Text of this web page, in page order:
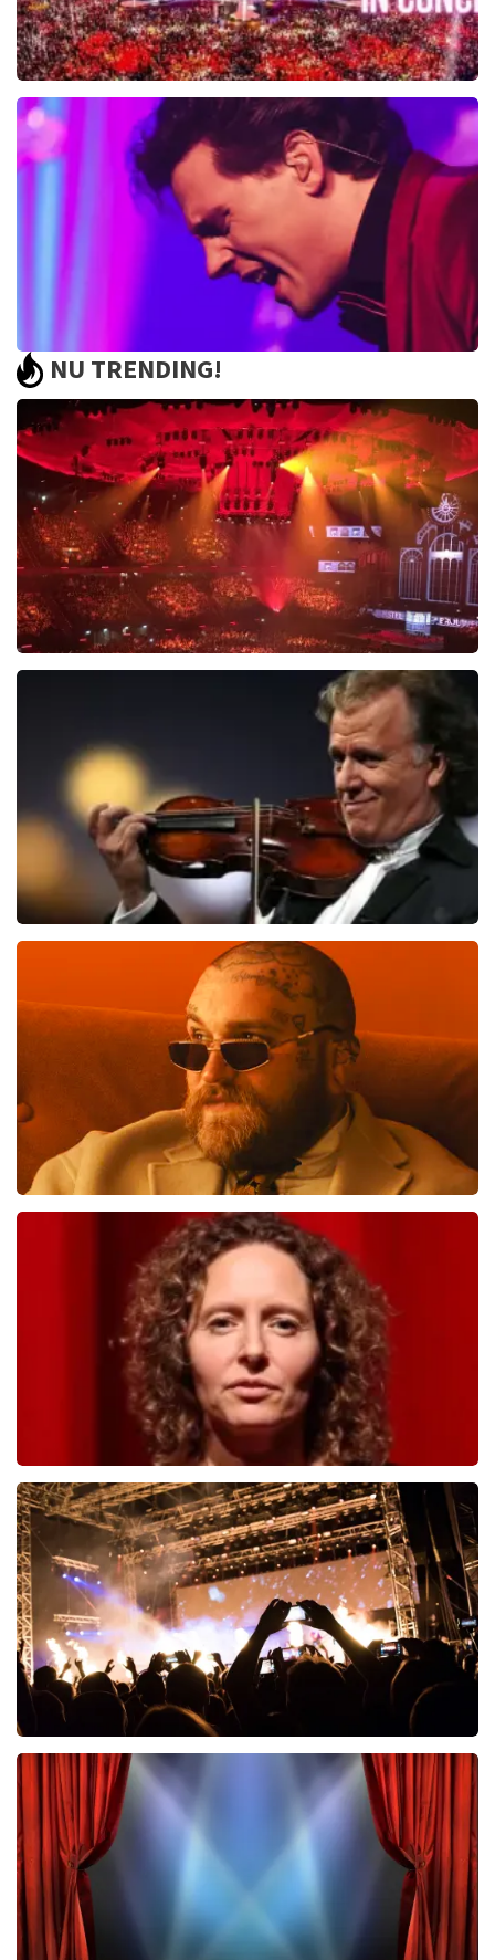
Toppers In Concert
2393+reviews
BEKIJKEN
Bouke And The Elvis Matters Band
961+reviews
BEKIJKEN
NU TRENDING!
BESTEL NU
laatste 30 minuten
BESTEL NU
Teddy Swims
laatste 30 minuten
BESTEL NU
Esther van der Voort
497laatste 30 minuten
BESTEL NU
Don Omar
402 laatste 30 minuten
BESTEL NU